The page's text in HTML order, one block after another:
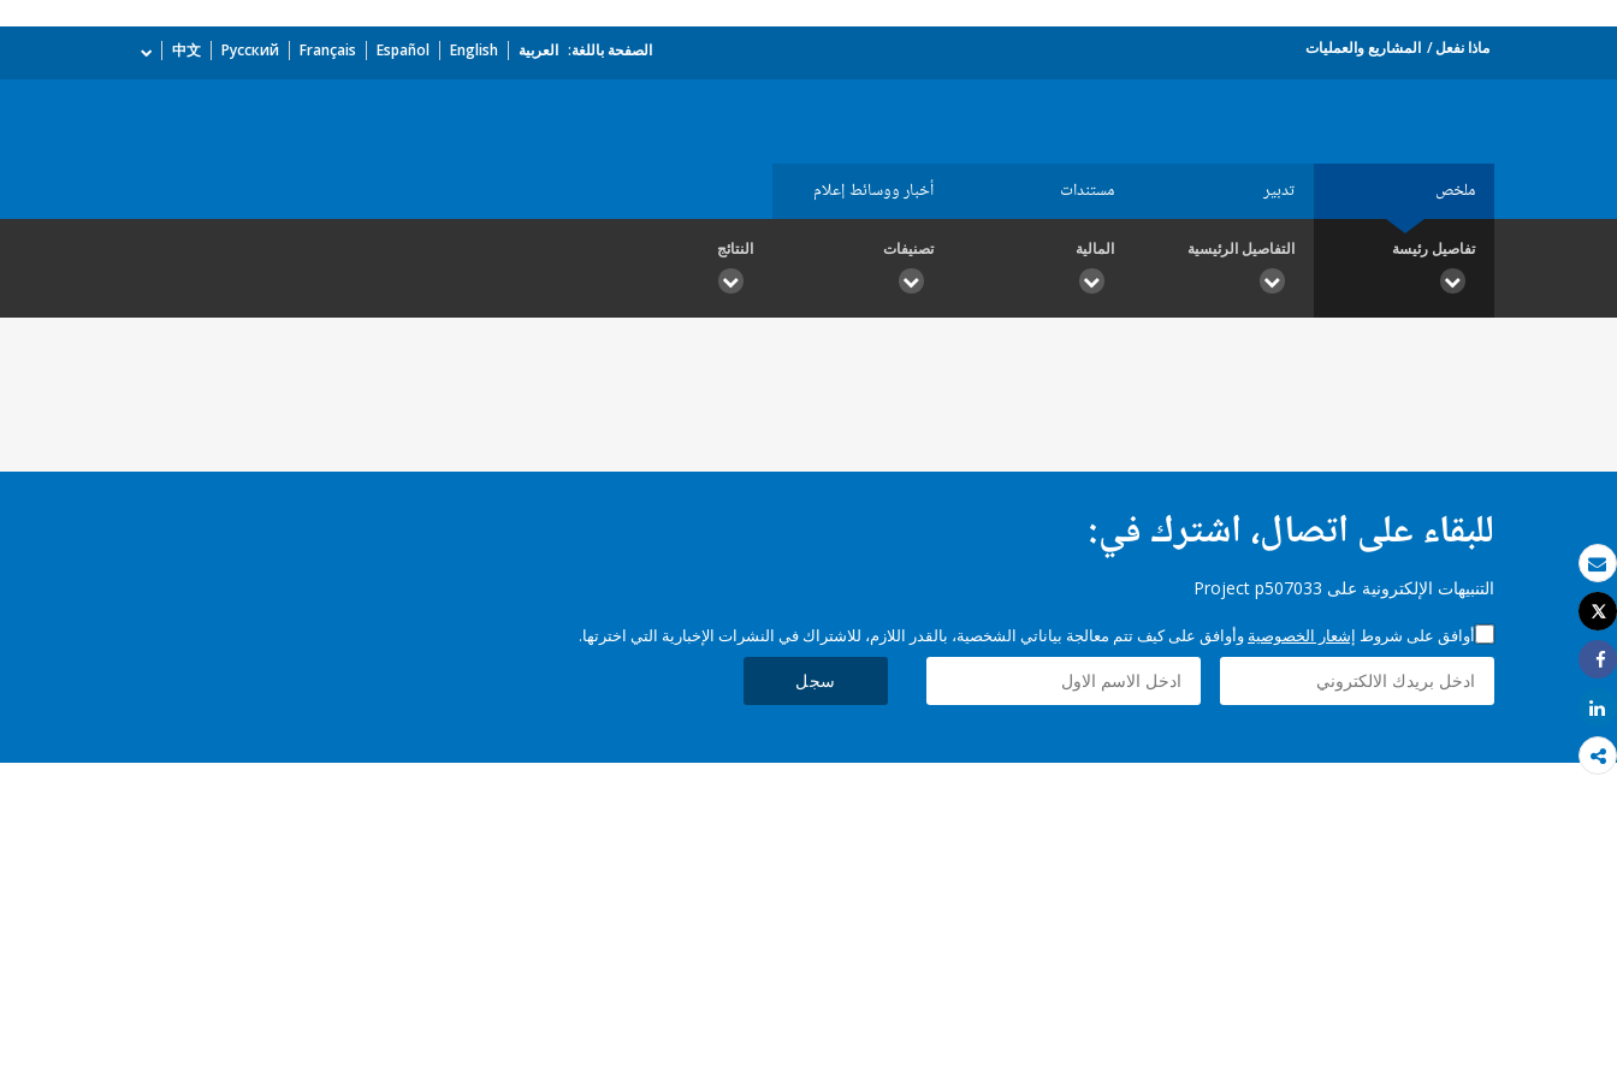
بريد الكتروني
طباعة
Tweet
Share
Share
ماذا نفعل المشاريع والعمليات الصفحة باللغة: العربية English
Español
Français
Русский
中文
ملخص تدبير مستندات أخبار ووسائط إعلام
تفاصيل رئيسة التفاصيل الرئيسية المالية تصنيفات النتائج
للبقاء على اتصال، اشترك في:
التنبيهات الإلكترونية على Project p507033
أوافق على شروط إشعار الخصوصية وأوافق على كيف تتم معالجة بياناتي الشخصية، بالقدر اللازم، للاشتراك في النشرات الإخبارية التي اخترتها.
سجل